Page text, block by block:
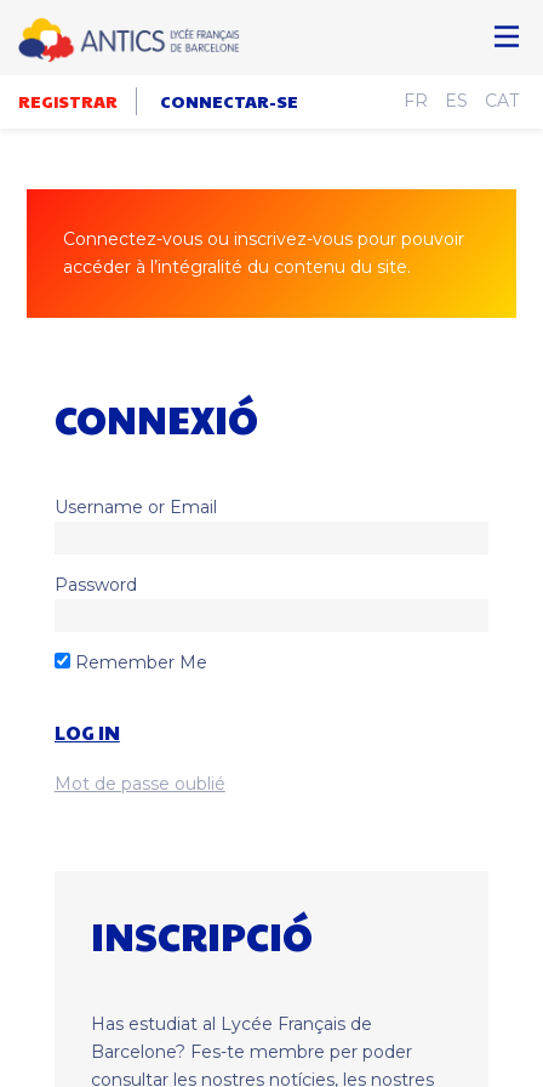
REGISTRAR CONNECTAR-SE FR ES CAT
Connectez-vous ou inscrivez-vous pour pouvoir
accéder à l’intégralité du contenu du site.
CONNEXIÓ
Username or Email
Password
Remember Me
Mot de passe oublié
INSCRIPCIÓ
Has estudiat al Lycée Français de
Barcelone? Fes-te membre per poder
consultar les nostres notícies, les nostres